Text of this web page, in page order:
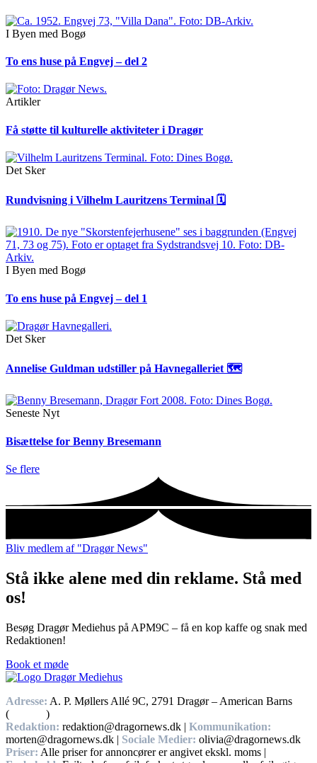
I Byen med Bogø
To ens huse på Engvej – del 2
Artikler
Få støtte til kulturelle aktiviteter i Dragør
Det Sker
Rundvisning i Vilhelm Lauritzens Terminal 🗓
I Byen med Bogø
To ens huse på Engvej – del 1
Det Sker
Annelise Guldman udstiller på Havnegalleriet 🗺
Seneste Nyt
Bisættelse for Benny Bresemann
Se flere
Bliv medlem af "Dragør News"
Stå ikke alene med din reklame. Stå med
os!
Besøg Dragør Mediehus på APM9C – få en kop kaffe og snak med
Redaktionen!
Book et møde
Adresse: A. P. Møllers Allé 9C, 2791 Dragør – American Barns
(
)
Redaktion: redaktion@dragornews.dk | Kommunikation:
morten@dragornews.dk | Sociale Medier: olivia@dragornews.dk
Priser: Alle priser for annoncører er angivet ekskl. moms |